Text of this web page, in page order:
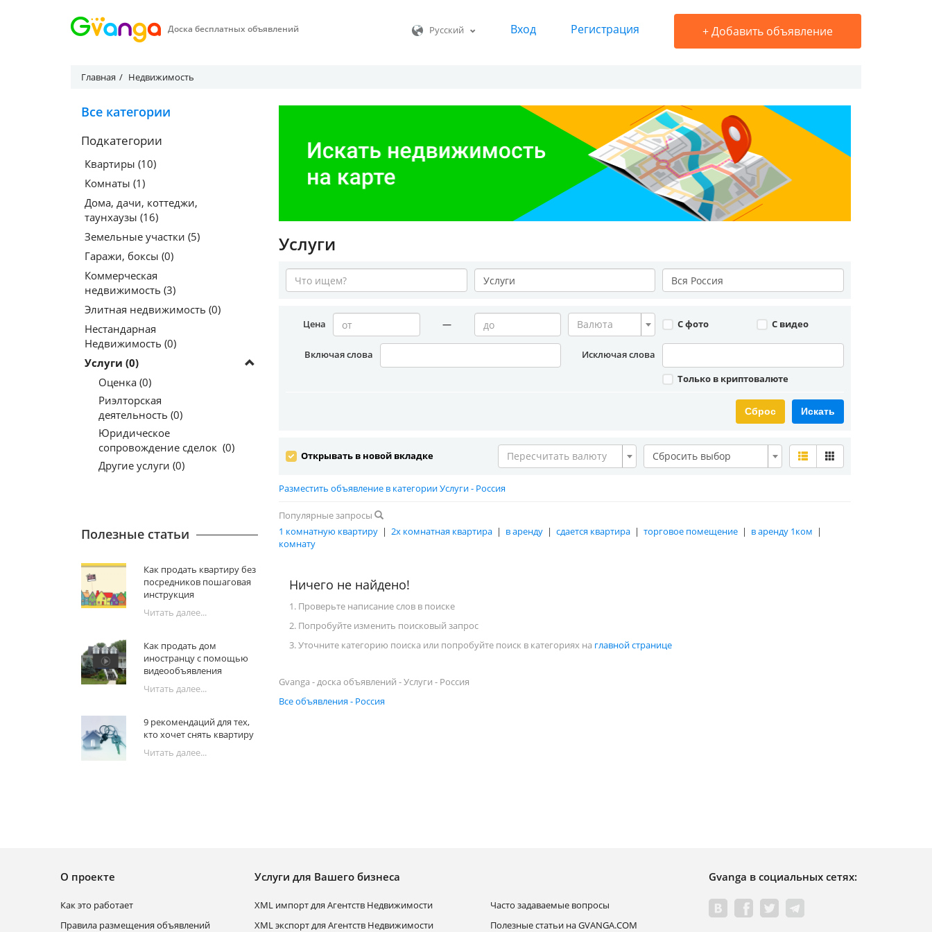
Доска бесплатных объявлений Русский Вход Регистрация +Добавить объявление
Главная Недвижимость
Все категории
Подкатегории
Квартиры (10)
Комнаты (1)
Дома, дачи, коттеджи,
таунхаузы (16)
Земельные участки (5)
Гаражи, боксы (0)
Коммерческая
недвижимость (3)
Элитная недвижимость (0)
Нестандарная
Недвижимость (0)
Услуги (0)
Оценка (0)
Риэлторская
деятельность (0)
Юридическое
сопровождение сделок (0)
Другие услуги (0)
Полезные статьи
Как продать квартиру без
посредников пошаговая
инструкция
Читать далее...
Как продать дом
иностранцу с помощью
видеообъявления
Читать далее...
9 рекомендаций для тех,
кто хочет снять квартиру
Читать далее...
Услуги
Цена — Валюта С фото С видео
Включая слова
Исключая слова
Только в криптовалюте
Искать
Сброс
Открывать в новой вкладке Пересчитать валюту Сбросить выбор
Разместить объявление в категории Услуги - Россия
Популярные запросы
1 комнатную квартиру | 2х комнатная квартира | в аренду | сдается квартира | торговое помещение | в аренду 1ком |
комнату
Ничего не найдено!
1. Проверьте написание слов в поиске
2. Попробуйте изменить поисковый запрос
3. Уточните категорию поиска или попробуйте поиск в категориях на главной странице
Gvanga - доска объявлений - Услуги - Россия
Все объявления - Россия
О проекте
Как это работает
Правила размещения объявлений
Услуги для Вашего бизнеса
XML импорт для Агентств Недвижимости
XML экспорт для Агентств Недвижимости
Часто задаваемые вопросы
Полезные статьи на GVANGA.COM
Gvanga в социальных сетях: